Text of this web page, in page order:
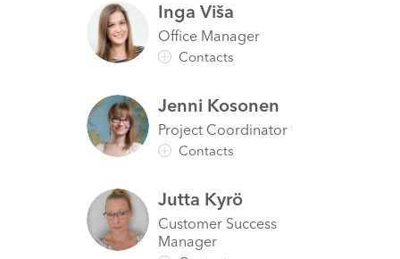
Inga Viša
Office Manager
Jenni Kosonen
Project Coordinator
Jutta Kyrö
Customer Success
Manager